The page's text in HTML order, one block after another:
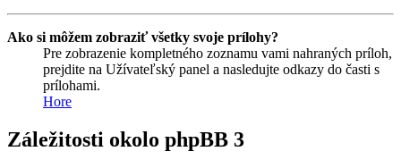
Ako si môžem zobraziť všetky svoje prílohy?
Pre zobrazenie kompletného zoznamu vami nahraných príloh,
prejdite na Užívateľský panel a nasledujte odkazy do časti s
prílohami.
Hore
Záležitosti okolo phpBB 3